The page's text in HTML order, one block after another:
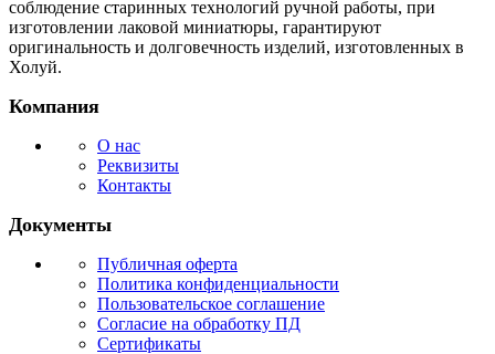
соблюдение старинных технологий ручной работы, при
изготовлении лаковой миниатюры, гарантируют
оригинальность и долговечность изделий, изготовленных в
Холуй.
Компания
О нас
Реквизиты
Контакты
Документы
Публичная оферта
Политика конфиденциальности
Пользовательское соглашение
Согласие на обработку ПД
Сертификаты